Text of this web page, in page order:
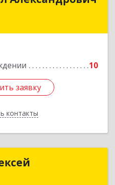
10
заявку
контакты
область, город Шарья,
заявку
Алексей